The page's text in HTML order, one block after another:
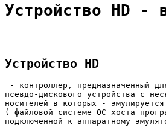
Устройство HD -
Устройство HD
- контроллер, предназначенный
псевдо-дискового устройства с
носителей в которых -
( файловой системе ОС хоста
подключенной к аппаратному